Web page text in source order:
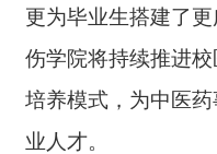
更为毕业生搭建了
伤学院将持续推进
培养模式，为中医
业人才。